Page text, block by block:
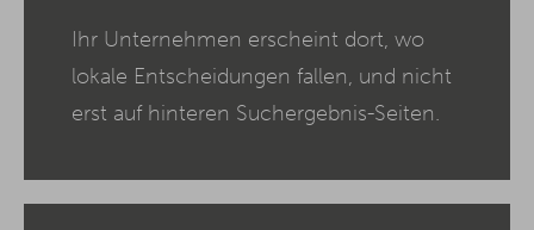
Ihr Unternehmen erscheint dort, wo
lokale Entscheidungen fallen, und nicht
erst auf hinteren Suchergebnis-Seiten.